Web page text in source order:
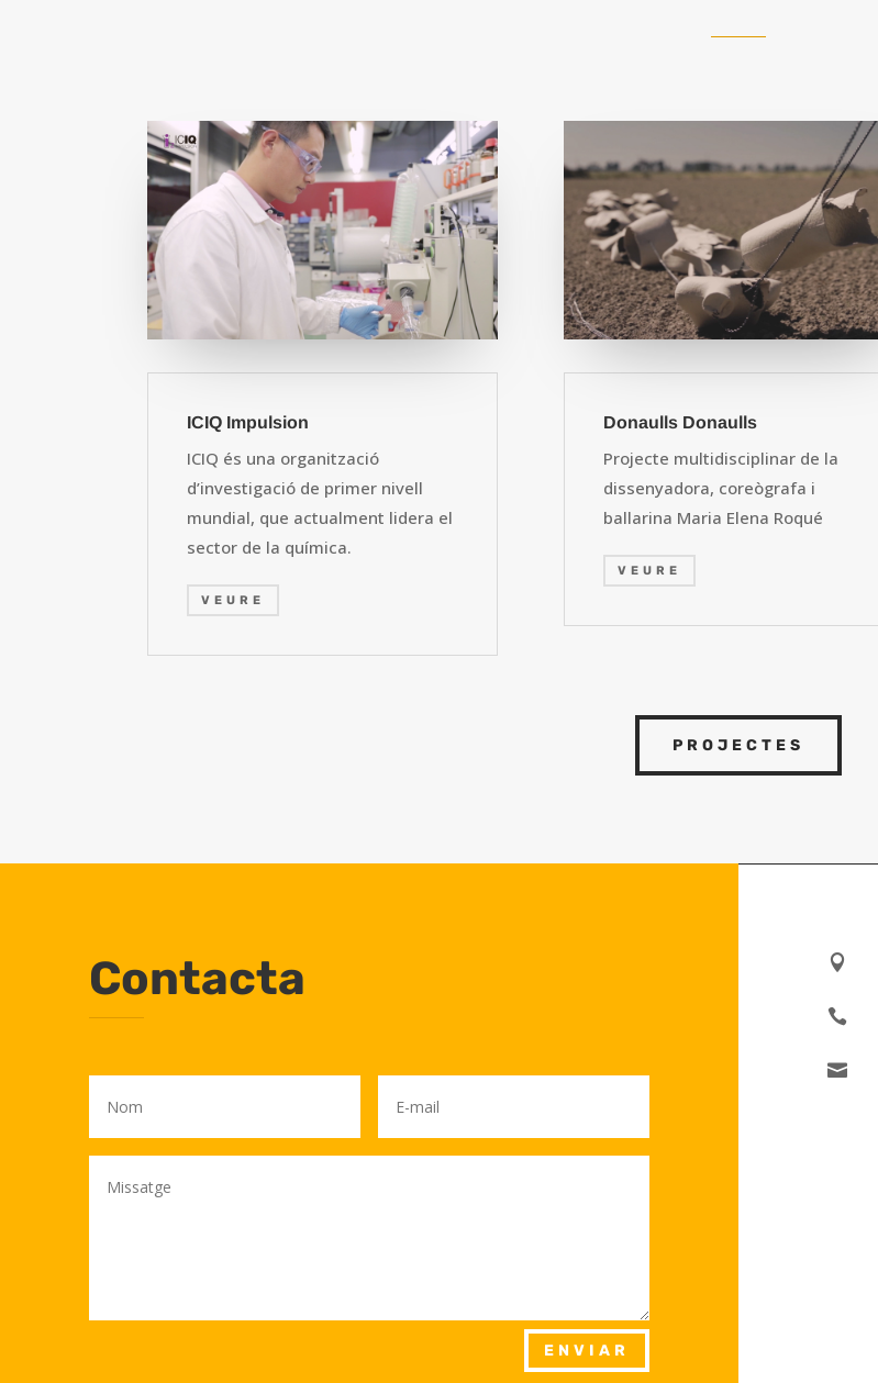
ICIQ Impulsion
ICIQ és una organització
d’investigació de primer nivell
mundial, que actualment lidera el
sector de la química.
VEURE
Donaulls Donaulls
Projecte multidisciplinar de la
dissenyadora, coreògrafa i
ballarina Maria Elena Roqué
VEURE
PROJECTES
Contacta
ENVIAR


